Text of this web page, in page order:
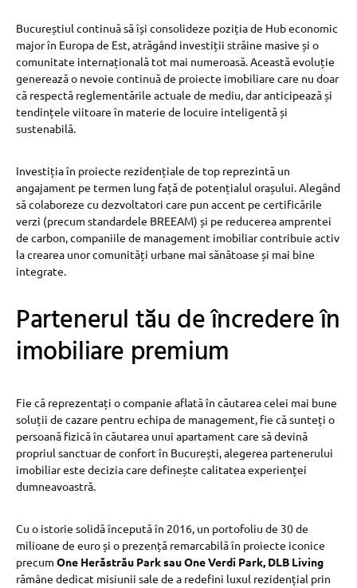
Bucureștiul continuă să își consolideze poziția de Hub economic
major în Europa de Est, atrăgând investiții străine masive și o
comunitate internațională tot mai numeroasă. Această evoluție
generează o nevoie continuă de proiecte imobiliare care nu doar
că respectă reglementările actuale de mediu, dar anticipează și
tendințele viitoare în materie de locuire inteligentă și
sustenabilă.
Investiția în proiecte rezidențiale de top reprezintă un
angajament pe termen lung față de potențialul orașului. Alegând
să colaboreze cu dezvoltatori care pun accent pe certificările
verzi (precum standardele BREEAM) și pe reducerea amprentei
de carbon, companiile de management imobiliar contribuie activ
la crearea unor comunități urbane mai sănătoase și mai bine
integrate.
Partenerul tău de încredere în
imobiliare premium
Fie că reprezentați o companie aflată în căutarea celei mai bune
soluții de cazare pentru echipa de management, fie că sunteți o
persoană fizică în căutarea unui apartament care să devină
propriul sanctuar de confort în București, alegerea partenerului
imobiliar este decizia care definește calitatea experienței
dumneavoastră.
Cu o istorie solidă începută în 2016, un portofoliu de 30 de
milioane de euro și o prezență remarcabilă în proiecte iconice
precum One Herăstrău Park sau One Verdi Park, DLB Living
rămâne dedicat misiunii sale de a redefini luxul rezidențial prin